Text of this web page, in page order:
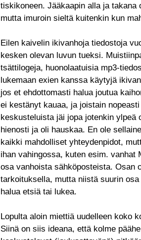
tiskikoneen. Jääkaapin alla ja takana
mutta imuroin sieltä kuitenkin kun
Eilen kaivelin ikivanhoja tiedostoja
kesken olevan luvun tueksi.
tsättilogeja, huonolaatuisia mp3-
lukemaan exien kanssa käytyjä
jos et ehdottomasti halua joutua
ei kestänyt kauaa, ja joistain
keskusteluista jäi jopa jotenkin ylpeä
hienosti ja oli hauskaa. En ole
kaikki mahdolliset yhteydenpidot,
ihan vahingossa, kuten esim. vanhat
osa vanhoista sähköposteista. Osan
tarkoituksella, mutta niistä suurin
halua etsiä tai lukea.
Lopulta aloin miettiä uudelleen koko
Siinä on siis ideana, että kolme